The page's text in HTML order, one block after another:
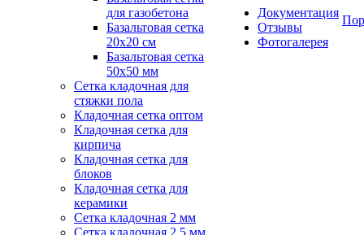
для газобетона
Базальтовая сетка
20x20 см
Базальтовая сетка
50x50 мм
Сетка кладочная для
стяжки пола
Кладочная сетка оптом
Кладочная сетка для
кирпича
Кладочная сетка для
блоков
Кладочная сетка для
керамики
Сетка кладочная 2 мм
Сетка кладочная 2.5 мм
Документация
Отзывы
Фотогалерея